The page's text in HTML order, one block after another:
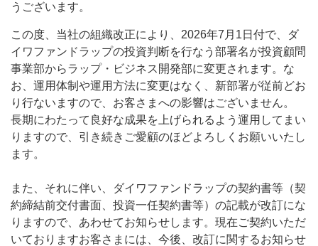
うございます。
この度、当社の組織改正により、2026年7月1日付で、ダ
イワファンドラップの投資判断を行なう部署名が投資顧問
事業部からラップ・ビジネス開発部に変更されます。な
お、運用体制や運用方法に変更はなく、新部署が従前どお
り行ないますので、お客さまへの影響はございません。
長期にわたって良好な成果を上げられるよう運用してまい
りますので、引き続きご愛顧のほどよろしくお願いいたし
ます。
また、それに伴い、ダイワファンドラップの契約書等（契
約締結前交付書面、投資一任契約書等）の記載が改訂にな
りますので、あわせてお知らせします。現在ご契約いただ
いておりますお客さまには、今後、改訂に関するお知らせ